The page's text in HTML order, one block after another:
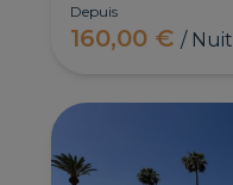
Depuis
160,00 €/ Nuit